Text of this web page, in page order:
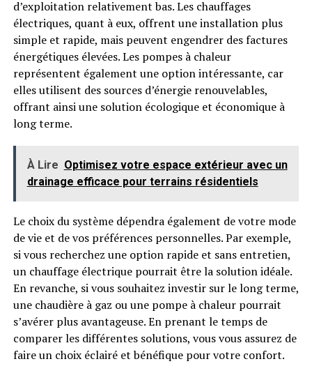
d’exploitation relativement bas. Les chauffages
électriques, quant à eux, offrent une installation plus
simple et rapide, mais peuvent engendrer des factures
énergétiques élevées. Les pompes à chaleur
représentent également une option intéressante, car
elles utilisent des sources d’énergie renouvelables,
offrant ainsi une solution écologique et économique à
long terme.
À Lire Optimisez votre espace extérieur avec un
drainage efficace pour terrains résidentiels
Le choix du système dépendra également de votre mode
de vie et de vos préférences personnelles. Par exemple,
si vous recherchez une option rapide et sans entretien,
un chauffage électrique pourrait être la solution idéale.
En revanche, si vous souhaitez investir sur le long terme,
une chaudière à gaz ou une pompe à chaleur pourrait
s’avérer plus avantageuse. En prenant le temps de
comparer les différentes solutions, vous vous assurez de
faire un choix éclairé et bénéfique pour votre confort.